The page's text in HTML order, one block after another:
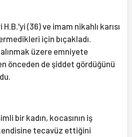
(36) ve imam nikahlı karısı
için bıçakladı.
üzere emniyete
önceden de şiddet gördüğünü
bir kadın, kocasının iş
tecavüz ettiğini